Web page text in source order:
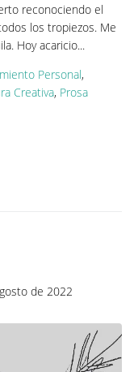
reconociendo el
los tropiezos. Me
Hoy acaricio...
Personal,
Creativa, Prosa
de 2022